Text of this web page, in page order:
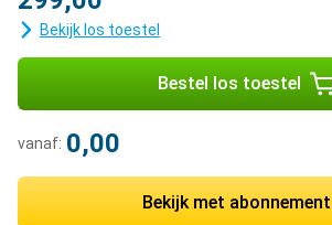
Bekijk los toestel
Bestel los toestel
vanaf: 0,00
Bekijk met abonnement